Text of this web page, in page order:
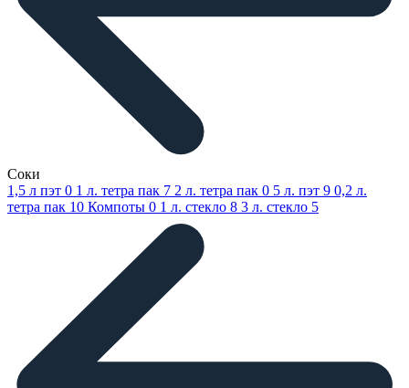
Соки
1,5 л пэт 0 1 л. тетра пак 7 2 л. тетра пак 0 5 л. пэт 9 0,2 л.
тетра пак 10 Компоты 0 1 л. стекло 8 3 л. стекло 5